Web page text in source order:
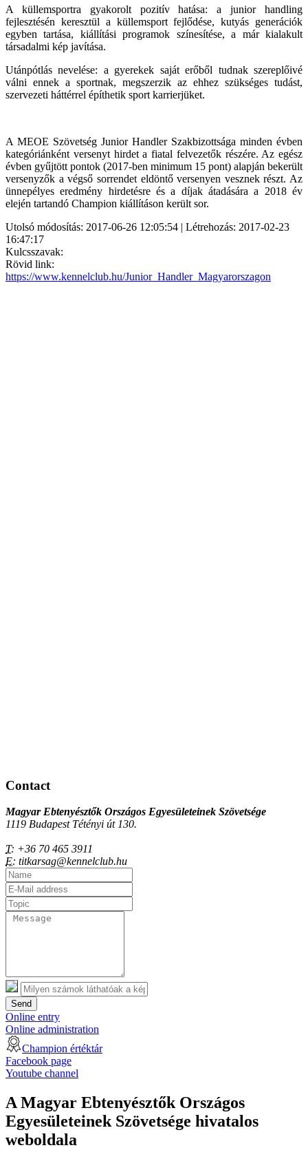
A küllemsportra gyakorolt pozitív hatása: a junior handling
fejlesztésén keresztül a küllemsport fejlődése, kutyás generációk
egyben tartása, kiállítási programok színesítése, a már kialakult
társadalmi kép javítása.
Utánpótlás nevelése: a gyerekek saját erőből tudnak szereplőivé
válni ennek a sportnak, megszerzik az ehhez szükséges tudást,
szervezeti háttérrel építhetik sport karrierjüket.
A MEOE Szövetség Junior Handler Szakbizottsága minden évben
kategóriánként versenyt hirdet a fiatal felvezetők részére. Az egész
évben gyűjtött pontok (2017-ben minimum 15 pont) alapján bekerült
versenyzők a végső sorrendet eldöntő versenyen vesznek részt. Az
ünnepélyes eredmény hirdetésre és a díjak átadására a 2018 év
elején tartandó Champion kiállításon került sor.
Utolsó módosítás: 2017-06-26 12:05:54 | Létrehozás: 2017-02-23
16:47:17
Kulcsszavak:
Rövid link:
https://www.kennelclub.hu/Junior_Handler_Magyarorszagon
Contact
Magyar Ebtenyésztők Országos Egyesületeinek Szövetsége
1119 Budapest Tétényi út 130.
T: +36 70 465 3911
E: titkarsag@kennelclub.hu
Send
Online entry
Online administration
Champion értéktár
Facebook page
Youtube channel
A Magyar Ebtenyésztők Országos
Egyesületeinek Szövetsége hivatalos
weboldala